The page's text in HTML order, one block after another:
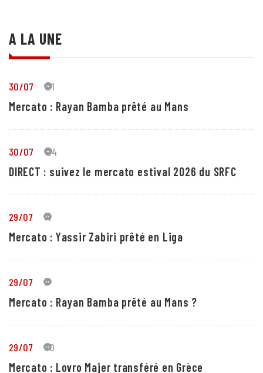
A LA UNE
30/07 21
Mercato : Rayan Bamba prêté au Mans
30/07 24
DIRECT : suivez le mercato estival 2026 du SRFC
29/07 4
Mercato : Yassir Zabiri prêté en Liga
29/07 1
Mercato : Rayan Bamba prêté au Mans ?
29/07 10
Mercato : Lovro Majer transféré en Grèce